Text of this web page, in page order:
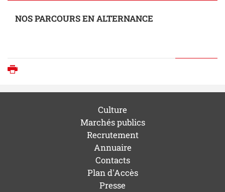
NOS PARCOURS EN ALTERNANCE
Culture
Marchés publics
Recrutement
Annuaire
Contacts
Plan d'Accès
Presse